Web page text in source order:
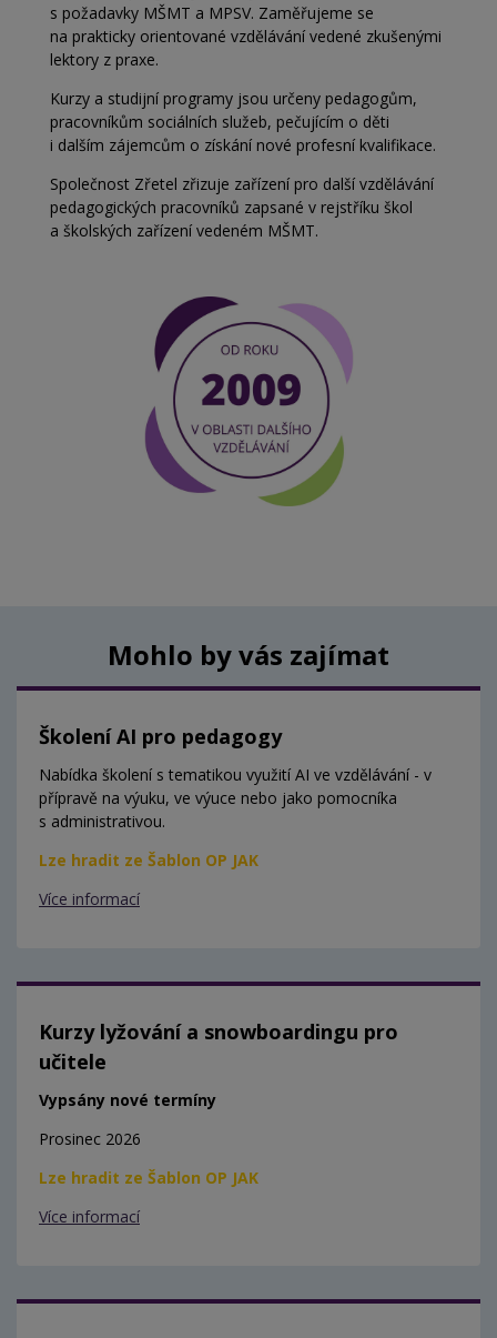
s požadavky MŠMT a MPSV. Zaměřujeme se
na prakticky orientované vzdělávání vedené zkušenými
lektory z praxe.
Kurzy a studijní programy jsou určeny pedagogům,
pracovníkům sociálních služeb, pečujícím o děti
i dalším zájemcům o získání nové profesní kvalifikace.
Společnost Zřetel zřizuje zařízení pro další vzdělávání
pedagogických pracovníků zapsané v rejstříku škol
a školských zařízení vedeném MŠMT.
Mohlo by vás zajímat
Školení AI pro pedagogy
Nabídka školení s tematikou využití AI ve vzdělávání - v
přípravě na výuku, ve výuce nebo jako pomocníka
s administrativou.
Lze hradit ze Šablon OP JAK
Více informací
Kurzy lyžování a snowboardingu pro
učitele
Vypsány nové termíny
Prosinec 2026
Lze hradit ze Šablon OP JAK
Více informací